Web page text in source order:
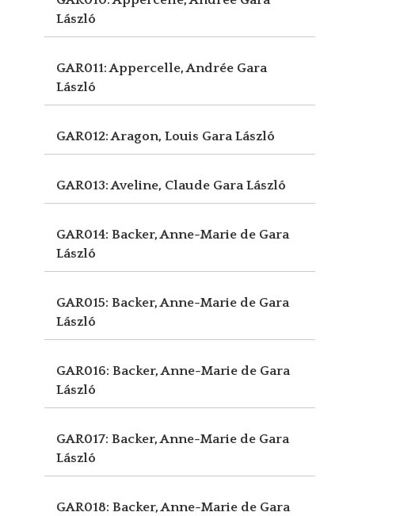
László
GAR011: Appercelle, Andrée Gara
László
GAR012: Aragon, Louis Gara László
GAR013: Aveline, Claude Gara László
GAR014: Backer, Anne-Marie de Gara
László
GAR015: Backer, Anne-Marie de Gara
László
GAR016: Backer, Anne-Marie de Gara
László
GAR017: Backer, Anne-Marie de Gara
László
GAR018: Backer, Anne-Marie de Gara